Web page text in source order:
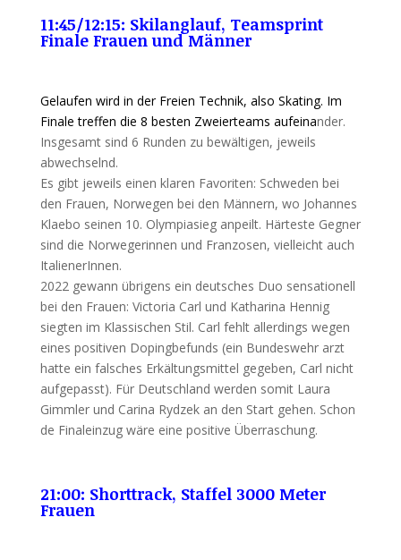
11:45/12:15: Skilanglauf, Teamsprint
Finale Frauen und Männer
Gelaufen wird in der Freien Technik, also Skating. Im
Finale treffen die 8 besten Zweierteams aufeinander.
Insgesamt sind 6 Runden zu bewältigen, jeweils
abwechselnd.
Es gibt jeweils einen klaren Favoriten: Schweden bei
den Frauen, Norwegen bei den Männern, wo Johannes
Klaebo seinen 10. Olympiasieg anpeilt. Härteste Gegner
sind die Norwegerinnen und Franzosen, vielleicht auch
ItalienerInnen.
2022 gewann übrigens ein deutsches Duo sensationell
bei den Frauen: Victoria Carl und Katharina Hennig
siegten im Klassischen Stil. Carl fehlt allerdings wegen
eines positiven Dopingbefunds (ein Bundeswehr arzt
hatte ein falsches Erkältungsmittel gegeben, Carl nicht
aufgepasst). Für Deutschland werden somit Laura
Gimmler und Carina Rydzek an den Start gehen. Schon
de Finaleinzug wäre eine positive Überraschung.
21:00: Shorttrack, Staffel 3000 Meter
Frauen